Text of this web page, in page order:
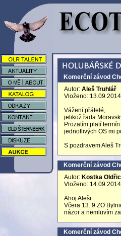
Komerční závod
Autor: Aleš Truhlář
Vloženo:
Vážení přátelé,
jelikož řada
Prozatím platí
jednotlivých OS mi
S pozdravem Aleš
Komerční závod
Autor: Kostka
Vloženo:
Ahoj Aleši.
Včera 13. 9 ZO
názor a nemluvím
Komerční závod